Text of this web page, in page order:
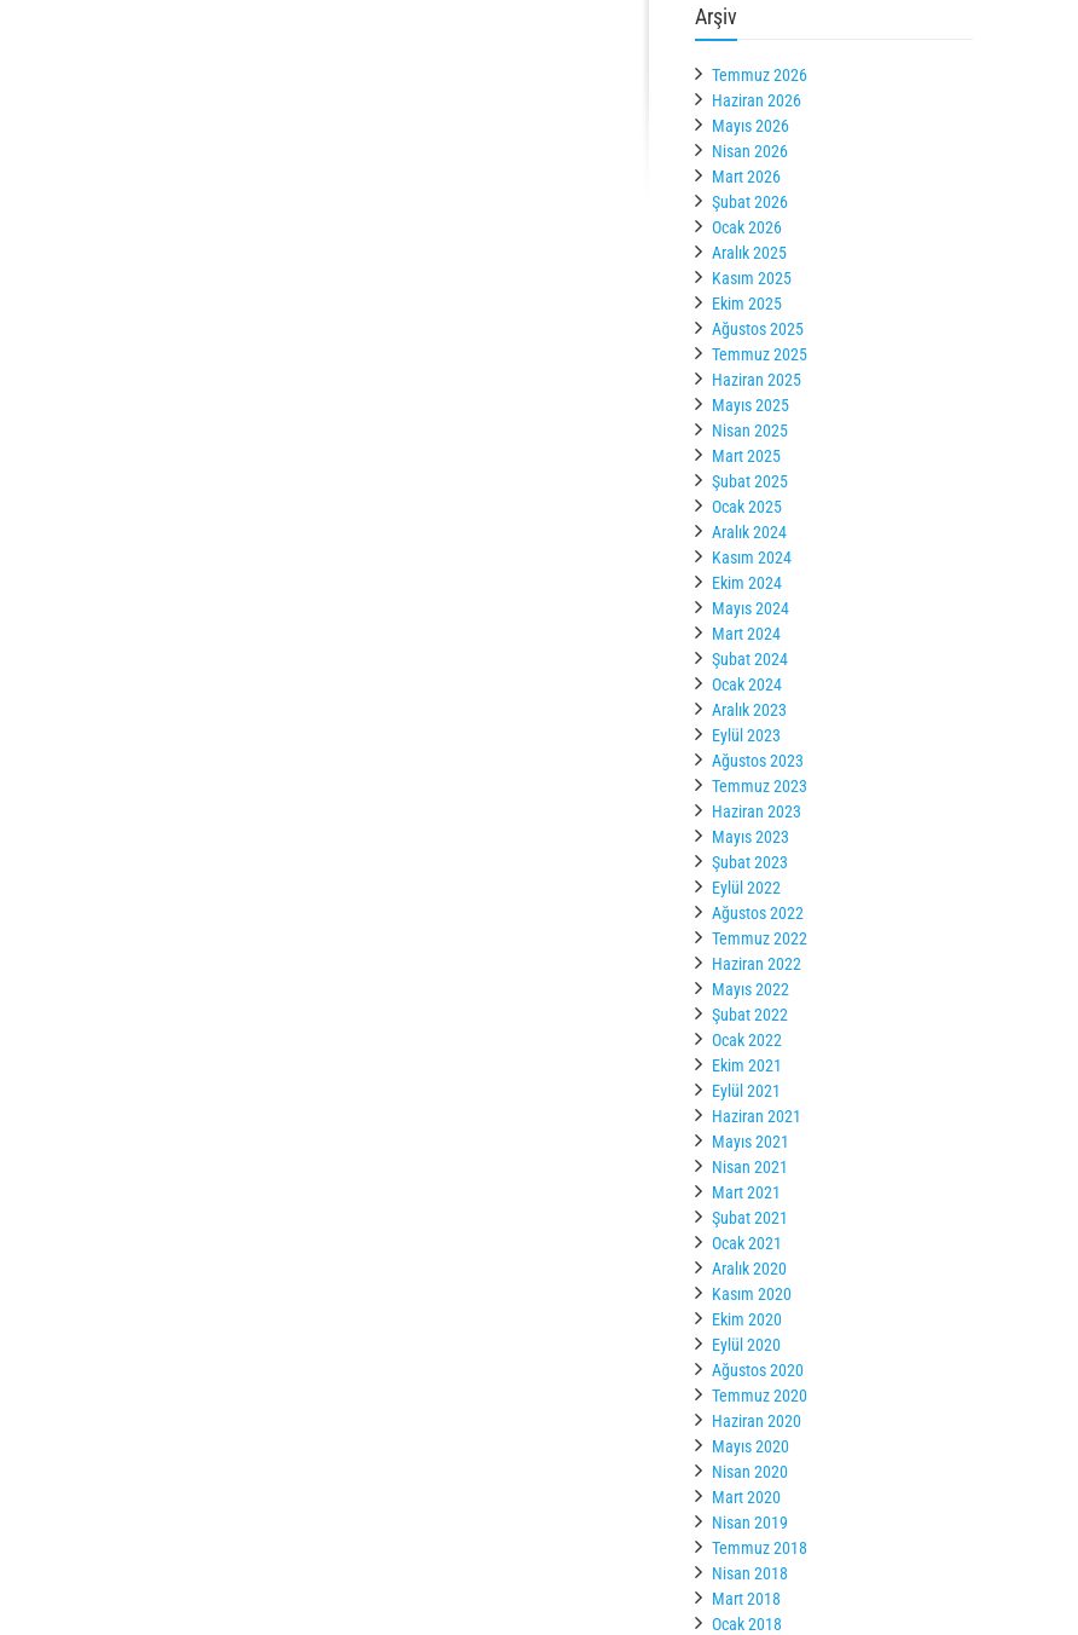
Arşiv
Temmuz 2026
Haziran 2026
Mayıs 2026
Nisan 2026
Mart 2026
Şubat 2026
Ocak 2026
Aralık 2025
Kasım 2025
Ekim 2025
Ağustos 2025
Temmuz 2025
Haziran 2025
Mayıs 2025
Nisan 2025
Mart 2025
Şubat 2025
Ocak 2025
Aralık 2024
Kasım 2024
Ekim 2024
Mayıs 2024
Mart 2024
Şubat 2024
Ocak 2024
Aralık 2023
Eylül 2023
Ağustos 2023
Temmuz 2023
Haziran 2023
Mayıs 2023
Şubat 2023
Eylül 2022
Ağustos 2022
Temmuz 2022
Haziran 2022
Mayıs 2022
Şubat 2022
Ocak 2022
Ekim 2021
Eylül 2021
Haziran 2021
Mayıs 2021
Nisan 2021
Mart 2021
Şubat 2021
Ocak 2021
Aralık 2020
Kasım 2020
Ekim 2020
Eylül 2020
Ağustos 2020
Temmuz 2020
Haziran 2020
Mayıs 2020
Nisan 2020
Mart 2020
Nisan 2019
Temmuz 2018
Nisan 2018
Mart 2018
Ocak 2018